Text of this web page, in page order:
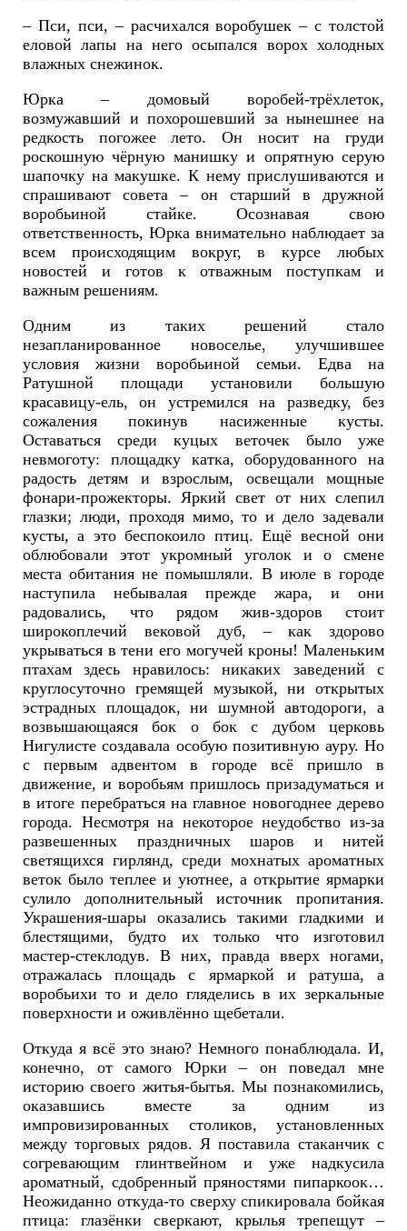
– Пси, пси, – расчихался воробушек – с толстой
еловой лапы на него осыпался ворох холодных
влажных снежинок.
Юрка – домовый воробей-трёхлеток,
возмужавший и похорошевший за нынешнее на
редкость погожее лето. Он носит на груди
роскошную чёрную манишку и опрятную серую
шапочку на макушке. К нему прислушиваются и
спрашивают совета – он старший в дружной
воробьиной стайке. Осознавая свою
ответственность, Юрка внимательно наблюдает за
всем происходящим вокруг, в курсе любых
новостей и готов к отважным поступкам и
важным решениям.
Одним из таких решений стало
незапланированное новоселье, улучшившее
условия жизни воробьиной семьи. Едва на
Ратушной площади установили большую
красавицу-ель, он устремился на разведку, без
сожаления покинув насиженные кусты.
Оставаться среди куцых веточек было уже
невмоготу: площадку катка, оборудованного на
радость детям и взрослым, освещали мощные
фонари-прожекторы. Яркий свет от них слепил
глазки; люди, проходя мимо, то и дело задевали
кусты, а это беспокоило птиц. Ещё весной они
облюбовали этот укромный уголок и о смене
места обитания не помышляли. В июле в городе
наступила небывалая прежде жара, и они
радовались, что рядом жив-здоров стоит
широкоплечий вековой дуб, – как здорово
укрываться в тени его могучей кроны! Маленьким
птахам здесь нравилось: никаких заведений с
круглосуточно гремящей музыкой, ни открытых
эстрадных площадок, ни шумной автодороги, а
возвышающаяся бок о бок с дубом церковь
Нигулисте создавала особую позитивную ауру. Но
с первым адвентом в городе всё пришло в
движение, и воробьям пришлось призадуматься и
в итоге перебраться на главное новогоднее дерево
города. Несмотря на некоторое неудобство из-за
развешенных праздничных шаров и нитей
светящихся гирлянд, среди мохнатых ароматных
веток было теплее и уютнее, а открытие ярмарки
сулило дополнительный источник пропитания.
Украшения-шары оказались такими гладкими и
блестящими, будто их только что изготовил
мастер-стеклодув. В них, правда вверх ногами,
отражалась площадь с ярмаркой и ратуша, а
воробьихи то и дело гляделись в их зеркальные
поверхности и оживлённо щебетали.
Откуда я всё это знаю? Немного понаблюдала. И,
конечно, от самого Юрки – он поведал мне
историю своего житья-бытья. Мы познакомились,
оказавшись вместе за одним из
импровизированных столиков, установленных
между торговых рядов. Я поставила стаканчик с
согревающим глинтвейном и уже надкусила
ароматный, сдобренный пряностями пипаркоок…
Неожиданно откуда-то сверху спикировала бойкая
птица: глазёнки сверкают, крылья трепещут –